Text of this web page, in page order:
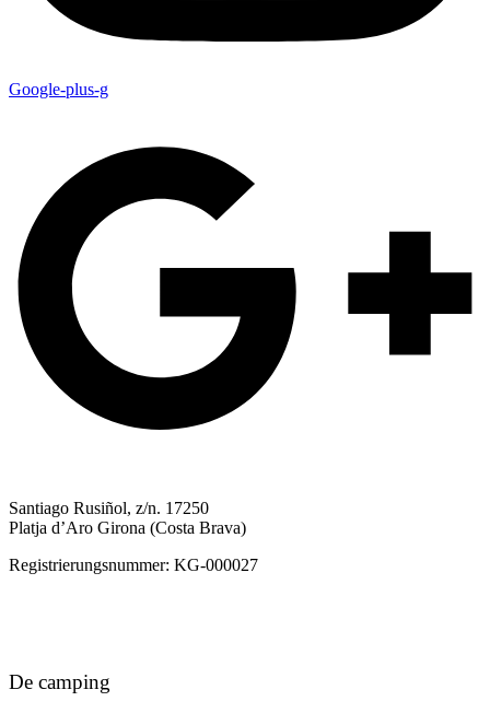
Google-plus-g
Santiago Rusiñol, z/n. 17250
Platja d’Aro Girona (Costa Brava)
Registrierungsnummer: KG-000027
De camping